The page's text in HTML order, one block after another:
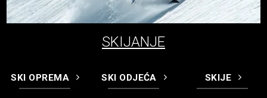
SKIJANJE
SKI OPREMA SKI ODJEĆA SKIJE